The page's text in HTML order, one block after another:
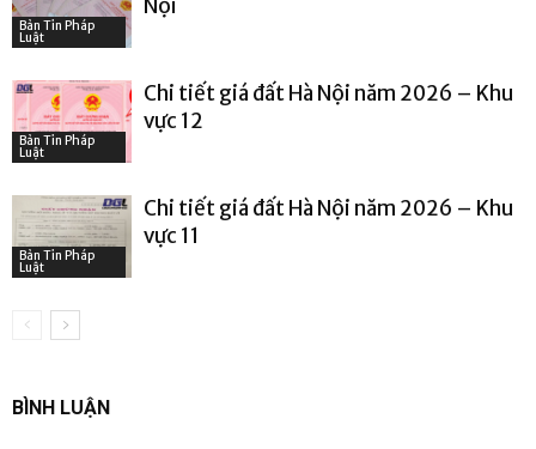
Bản Tin Pháp
Luật
Nội
Bản Tin Pháp
Luật
Chi tiết giá đất Hà Nội năm 2026 – Khu
vực 12
Bản Tin Pháp
Luật
Chi tiết giá đất Hà Nội năm 2026 – Khu
vực 11
BÌNH LUẬN